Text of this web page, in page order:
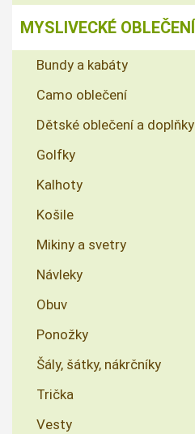
MYSLIVECKÉ OBLEČENÍ
Bundy a kabáty
Camo oblečení
Dětské oblečení a doplňky
Golfky
Kalhoty
Košile
Mikiny a svetry
Návleky
Obuv
Ponožky
Šály, šátky, nákrčníky
Trička
Vesty